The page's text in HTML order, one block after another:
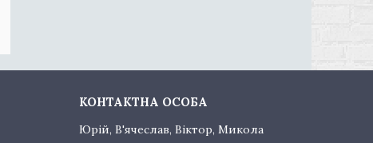
Юрій, В'ячеслав, Віктор, Микола